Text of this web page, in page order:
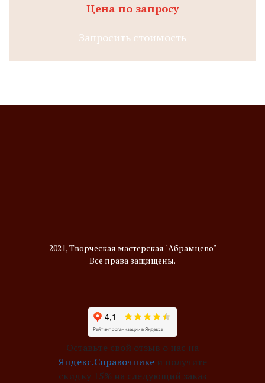
Цена по запросу
Запросить стоимость
2021, Творческая мастерская "Абрамцево"
Все права защищены.
Оставьте свой отзыв о нас на
Яндекс.Справочникеи получите
скидку 15% на следующий заказ